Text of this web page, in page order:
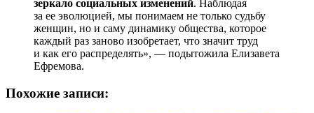
зеркало социальных изменений. Наблюдая
за ее эволюцией, мы понимаем не только судьбу
женщин, но и саму динамику общества, которое
каждый раз заново изобретает, что значит труд
и как его распределять», — подытожила Елизавета
Ефремова.
Похожие записи: